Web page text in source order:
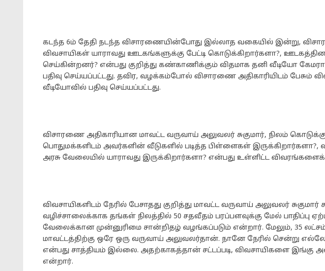
கடந்த 6ம் தேதி நடந்த விசாரணையின்போது இல்லாத வகையில் இன்று,
விவசாயிகள் யாராவது ஊடகங்களுக்கு பேட்டி கொடுக்கிறார்களா?,
செய்கின்றனர்? என்பது குறித்து கண்காணிக்கும் விதமாக தனி வீடியோ
பதிவு செய்யப்பட்டது. தவிர, வழக்கம்போல் விசாரணை அதிகாரியிடம் பேசும்
வீடியோவில் பதிவு செய்யப்பட்டது.
விசாரணை அதிகாரியான மாவட்ட வருவாய் அலுவலர் சுகுமார், நிலம்
பொதுமக்களிடம் அவர்களின் வீடுகளில் படித்த பிள்ளைகள்
அரசு வேலையில் யாராவது இருக்கிறார்களா? என்பது உள்ளிட்ட விவரங்களைக்
விவசாயிகளிடம் நேரில் பேசாதது குறித்து மாவட்ட வருவாய் அலுவலர் சுகுமார்
வழிச்சாலைக்காக தங்கள் நிலத்தில் 50 சதவீதம் பரப்பளவுக்கு மேல் பாதிப்பு
வேலைக்கான முன்னுரிமை சான்றிதழ் வழங்கப்படும் என்றார். மேலும், 35
மாவட்டத்திற்கு ஒரே ஒரு வருவாய் அலுவலர்தான். நானே நேரில் சென்று
என்பது சாத்தியம் இல்லை. அதற்காகத்தான் சட்டப்படி, விவசாயிகளை இங்கு
என்றார்.